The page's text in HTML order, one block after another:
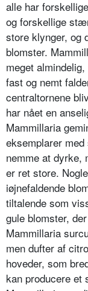
alle har
og for­skellige
store klynger, og
blomster.
meget
fast og nemt
centraltornene
har nået en
Mammillaria
ek­semplarer
nemme at dyrke,
er ret store.
iøjnefaldende
tiltalende som
gule blomster,
Mammillaria
men dufter af
hoveder, som
kan producere et